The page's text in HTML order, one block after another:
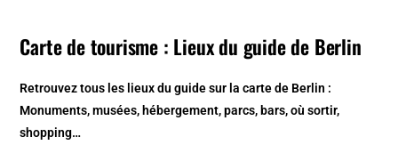
Carte de tourisme : Lieux du guide de Berlin
Retrouvez tous les lieux du guide sur lacarte de Berlin :
Monuments, musées, hébergement, parcs, bars, où sortir,
shopping…